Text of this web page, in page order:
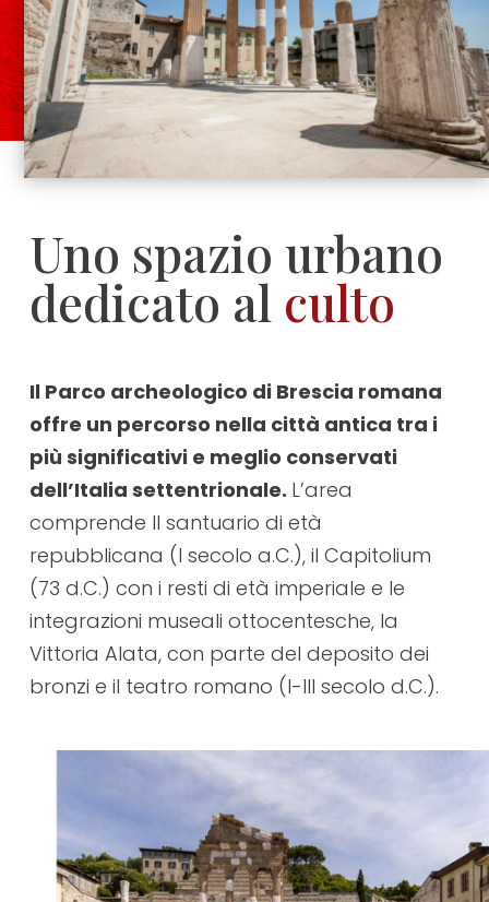
Uno spazio urbano
dedicato al culto
Il Parco archeologico di Brescia romana
offre un percorso nella città antica tra i
più significativi e meglio conservati
dell’Italia settentrionale. L’area
comprende Il santuario di età
repubblicana (I secolo a.C.), il Capitolium
(73 d.C.) con i resti di età imperiale e le
integrazioni museali ottocentesche, la
Vittoria Alata, con parte del deposito dei
bronzi e il teatro romano (I-III secolo d.C.).